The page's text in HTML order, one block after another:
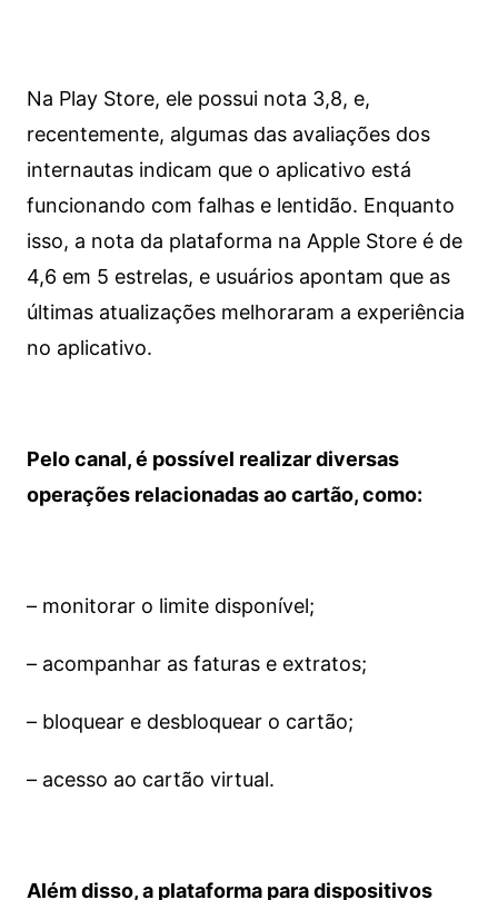
Na Play Store, ele possui nota 3,8, e,
recentemente, algumas das avaliações dos
internautas indicam que o aplicativo está
funcionando com falhas e lentidão. Enquanto
isso, a nota da plataforma na Apple Store é de
4,6 em 5 estrelas, e usuários apontam que as
últimas atualizações melhoraram a experiência
no aplicativo.
Pelo canal, é possível realizar diversas
operações relacionadas ao cartão, como:
– monitorar o limite disponível;
– acompanhar as faturas e extratos;
– bloquear e desbloquear o cartão;
– acesso ao cartão virtual.
Além disso, a plataforma para dispositivos